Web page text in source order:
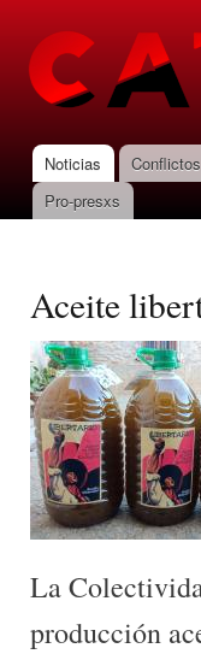
CNT-AIT
Granada
Menú principal
Noticias Conflictos
Pro-presxs
Aceite
La
producción